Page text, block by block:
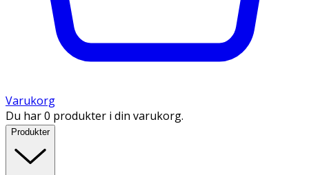
Varukorg
Du har 0 produkter i din varukorg.
Produkter